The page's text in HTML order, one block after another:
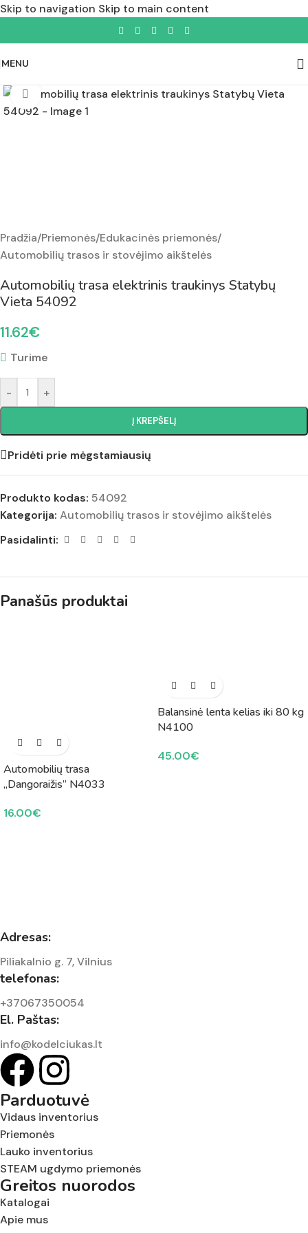
Skip to navigation Skip to main content
MENU
Padidinti nuotrauką
Pradžia/Priemonės/Edukacinės priemonės/
Automobilių trasos ir stovėjimo aikštelės
Automobilių trasa elektrinis traukinys Statybų
Vieta 54092
11.62€
Turime
- +
Į KREPŠELĮ
Pridėti prie mėgstamiausių
Produkto kodas: 54092
Kategorija: Automobilių trasos ir stovėjimo aikštelės
Pasidalinti:
Panašūs produktai
Automobilių trasa
„Dangoraižis” N4033
16.00€
Balansinė lenta kelias iki 80 kg
N4100
45.00€
Adresas:
Piliakalnio g. 7, Vilnius
telefonas:
+37067350054
El. Paštas:
info@kodelciukas.lt
Parduotuvė
Vidaus inventorius
Priemonės
Lauko inventorius
STEAM ugdymo priemonės
Greitos nuorodos
Katalogai
Apie mus